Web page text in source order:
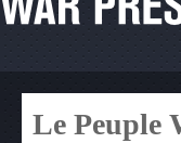
Le Peuple